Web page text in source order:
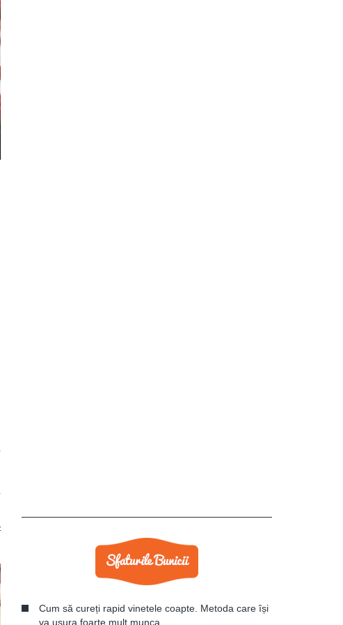
Cum să cureți rapid vinetele coapte. Metoda care își
va ușura foarte mult munca